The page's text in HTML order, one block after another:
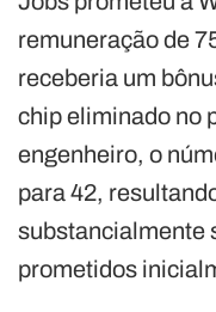
remuneração de
receberia um
chip eliminado no
engenheiro, o
para 42,
substancialmente
prometidos